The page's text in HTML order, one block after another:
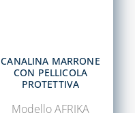
CANALINA MARRONE
CON PELLICOLA
PROTETTIVA
Modello AFRIKA